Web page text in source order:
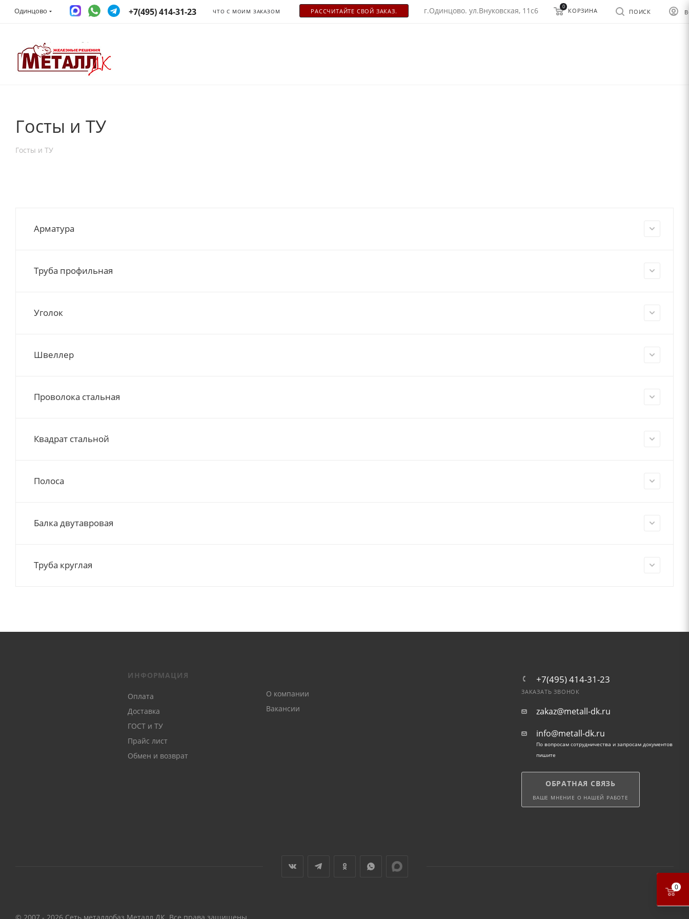
Одинцово +7(495) 414-31-23 ЧТО С МОИМ ЗАКАЗОМ РАСCЧИТАЙТЕ СВОЙ ЗАКАЗ. г.Одинцово. ул.Внуковская, 11с6 ПОИСК
0
КОРЗИНА
Госты и ТУ
Госты и ТУ
Арматура
Труба профильная
Уголок
Швеллер
Проволока стальная
Квадрат стальной
Полоса
Балка двутавровая
Труба круглая
ИНФОРМАЦИЯ
Оплата
Доставка
ГОСТ и ТУ
Прайс лист
Обмен и возврат
О компании
Вакансии
+7(495) 414-31-23
ЗАКАЗАТЬ ЗВОНОК
zakaz@metall-dk.ru
info@metall-dk.ru
По вопросам сотрудничества и запросам документов
пишите
ОБРАТНАЯ СВЯЗЬ
ВАШЕ МНЕНИЕ О НАШЕЙ РАБОТЕ
0